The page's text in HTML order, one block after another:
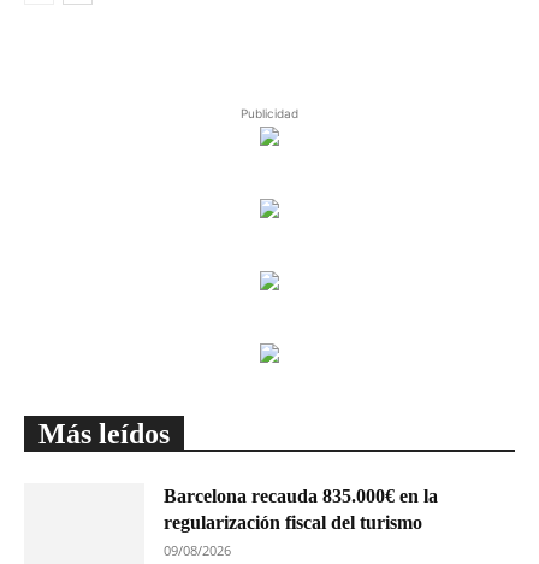
Publicidad
Más leídos
Barcelona recauda 835.000€ en la
regularización fiscal del turismo
09/08/2026